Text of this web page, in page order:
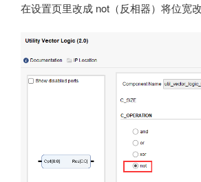
在设置页里改成 not（反相器）将位宽